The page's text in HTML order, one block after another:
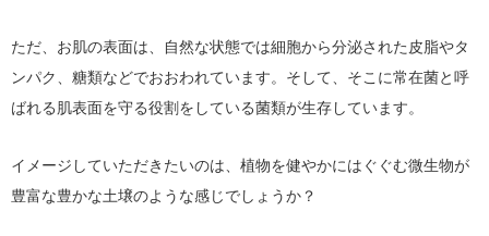
ただ、お肌の表面は、自然な状態では細胞から分泌された皮脂やタ
ンパク、糖類などでおおわれています。そして、そこに常在菌と呼
ばれる肌表面を守る役割をしている菌類が生存しています。
イメージしていただきたいのは、植物を健やかにはぐぐむ微生物が
豊富な豊かな土壌のような感じでしょうか？